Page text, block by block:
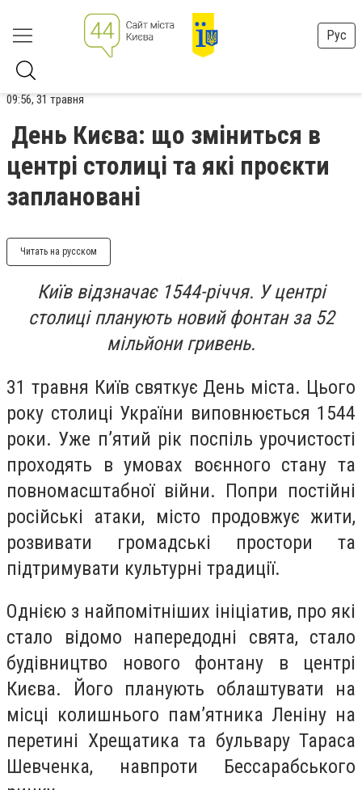
Рус
09:56, 31 травня
День Києва: що зміниться в
центрі столиці та які проєкти
заплановані
Читать на русском
Київ відзначає 1544-річчя. У центрі
столиці планують новий фонтан за 52
мільйони гривень.
31 травня Київ святкує День міста. Цього
року столиці України виповнюється 1544
роки. Уже п’ятий рік поспіль урочистості
проходять в умовах воєнного стану та
повномасштабної війни. Попри постійні
російські атаки, місто продовжує жити,
розвивати громадські простори та
підтримувати культурні традиції.
Однією з найпомітніших ініціатив, про які
стало відомо напередодні свята, стало
будівництво нового фонтану в центрі
Києва. Його планують облаштувати на
місці колишнього пам’ятника Леніну на
перетині Хрещатика та бульвару Тараса
Шевченка, навпроти Бессарабського